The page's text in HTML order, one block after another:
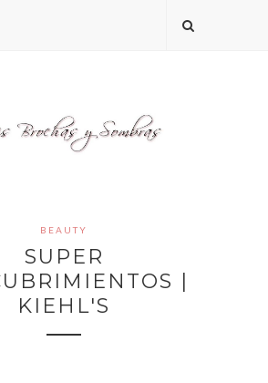
BEAUTY
SUPER
|
KIEHL'S